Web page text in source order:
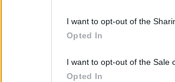
I want to opt-out of the
Opted In
I want to opt-out of the Sale
Opted In